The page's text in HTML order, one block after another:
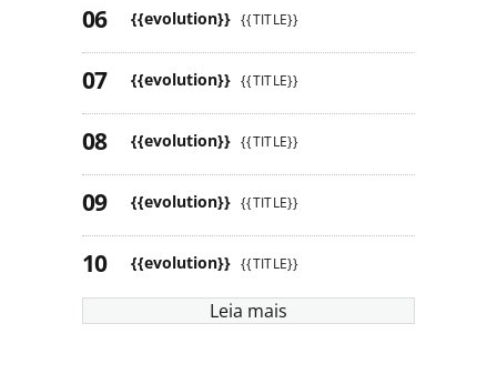
{{evolution}} {{TITLE}}
{{evolution}} {{TITLE}}
{{evolution}} {{TITLE}}
{{evolution}} {{TITLE}}
{{evolution}} {{TITLE}}
Leia mais